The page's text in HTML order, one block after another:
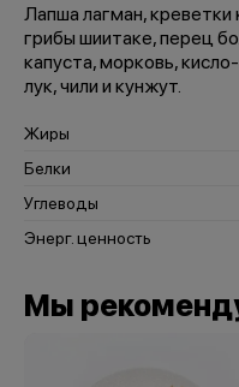
Лапша лагман,
грибы шиитаке, перец
капуста, морковь,
лук, чили и кунжут.
Жиры
Белки
Углеводы
Энерг. ценность
Мы